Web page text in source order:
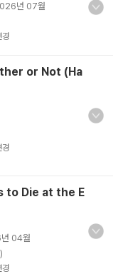
년 07월
경
or Not (Ha
경
to Die at the E
04월
경